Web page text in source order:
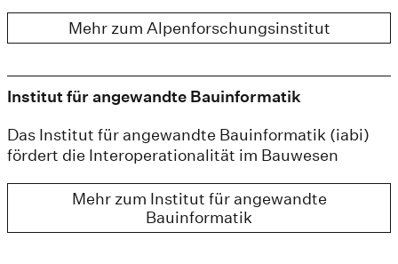
Mehr zum Alpenforschungsinstitut
Institut für angewandte Bauinformatik
Das Institut für angewandte Bauinformatik (iabi)
fördert die Interoperationalität im Bauwesen
Mehr zum Institut für angewandte
Bauinformatik